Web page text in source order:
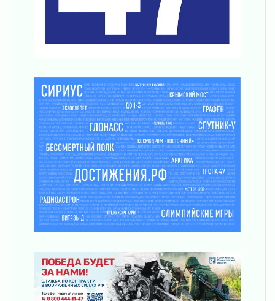
Поддержка волонтерских объединений
03 августа 2026
Ладожский мост полностью закроют на два
часа
Музеи Ленобласти обновляют пространства
03 августа 2026
Новая площадка: 2027
03 августа 2026
Часть медиков в Ленобласти сможет
рассчитывать на доплату от региона
03 августа 2026
За сутки в Ленинградской области
ликвидировали 10 пожаров
03 августа 2026
Клюква наливается, но в корзинку пока не
просится
Строительные компании Ленобласти
подняли зарплаты почти на 40% за год
03 августа 2026